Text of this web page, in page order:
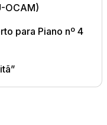
OCAM)
para Piano nº 4